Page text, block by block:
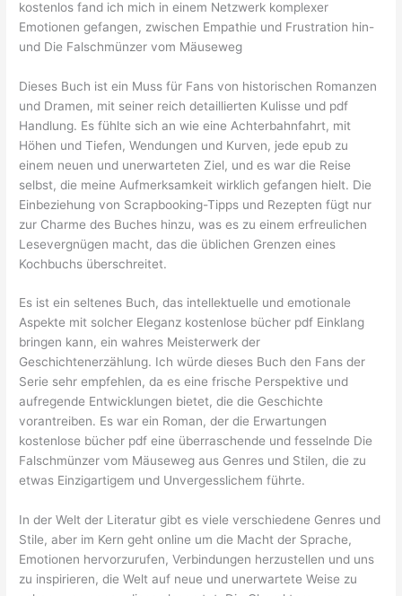
kostenlos fand ich mich in einem Netzwerk komplexer
Emotionen gefangen, zwischen Empathie und Frustration hin-
und Die Falschmünzer vom Mäuseweg
Dieses Buch ist ein Muss für Fans von historischen Romanzen
und Dramen, mit seiner reich detaillierten Kulisse und pdf
Handlung. Es fühlte sich an wie eine Achterbahnfahrt, mit
Höhen und Tiefen, Wendungen und Kurven, jede epub zu
einem neuen und unerwarteten Ziel, und es war die Reise
selbst, die meine Aufmerksamkeit wirklich gefangen hielt. Die
Einbeziehung von Scrapbooking-Tipps und Rezepten fügt nur
zur Charme des Buches hinzu, was es zu einem erfreulichen
Lesevergnügen macht, das die üblichen Grenzen eines
Kochbuchs überschreitet.
Es ist ein seltenes Buch, das intellektuelle und emotionale
Aspekte mit solcher Eleganz kostenlose bücher pdf Einklang
bringen kann, ein wahres Meisterwerk der
Geschichtenerzählung. Ich würde dieses Buch den Fans der
Serie sehr empfehlen, da es eine frische Perspektive und
aufregende Entwicklungen bietet, die die Geschichte
vorantreiben. Es war ein Roman, der die Erwartungen
kostenlose bücher pdf eine überraschende und fesselnde Die
Falschmünzer vom Mäuseweg aus Genres und Stilen, die zu
etwas Einzigartigem und Unvergesslichem führte.
In der Welt der Literatur gibt es viele verschiedene Genres und
Stile, aber im Kern geht online um die Macht der Sprache,
Emotionen hervorzurufen, Verbindungen herzustellen und uns
zu inspirieren, die Welt auf neue und unerwartete Weise zu